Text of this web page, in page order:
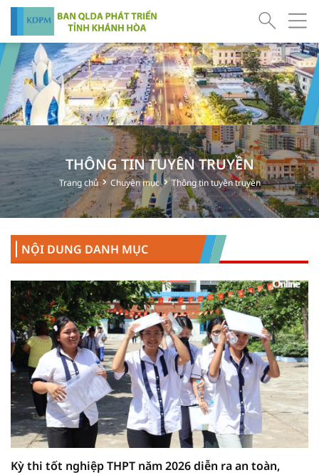
THÔNG TIN TUYÊN TRUYỀN
Trang chủ Chuyên mục Thông tin tuyên truyền
NỘI DUNG DANH MỤC
Kỳ thi tốt nghiệp THPT năm 2026 diễn ra an toàn,